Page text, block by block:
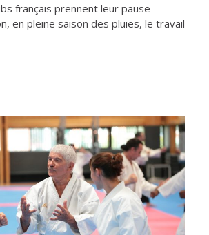
français prennent leur pause
en pleine saison des pluies, le travail